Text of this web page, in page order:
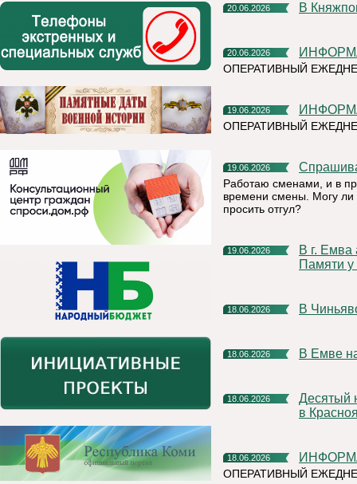
20.06.2026 В
20.06.2026
ОПЕРАТИВНЫЙ
19.06.2026
ОПЕРАТИВНЫЙ
19.06.2026
Работаю сменами, и в
времени смены. Могу ли
просить отгул?
19.06.2026
В г. Емва акция «Минута молчания» пройдет в 12.15 в сквере
Памяти у
18.06.2026 В
18.06.2026 В Емве
18.06.2026
Десятый научный фестиваль РУСАЛа стартует уже в августе
в
18.06.2026
ОПЕРАТИВНЫЙ